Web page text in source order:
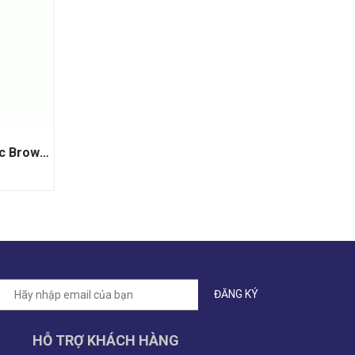
Rượu vang Chateau Cantenac Brown Grand Cru Classé 1855
HỖ TRỢ KHÁCH HÀNG